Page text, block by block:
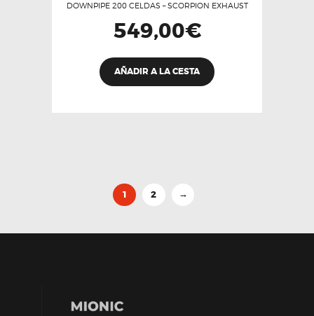
DOWNPIPE 200 CELDAS – SCORPION EXHAUST
549,00€
AÑADIR A LA CESTA
1 2 →